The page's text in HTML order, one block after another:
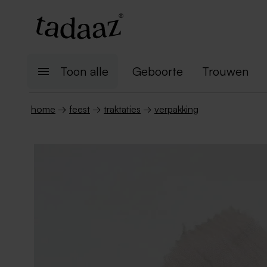
Toon alle Geboorte Trouwen
home → feest → traktaties → verpakking